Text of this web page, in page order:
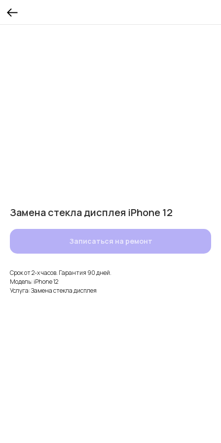
Замена стекла дисплея iPhone 12
Записаться на ремонт
Срок от 2-х часов. Гарантия 90 дней.
Модель: iPhone 12
Услуга: Замена стекла дисплея